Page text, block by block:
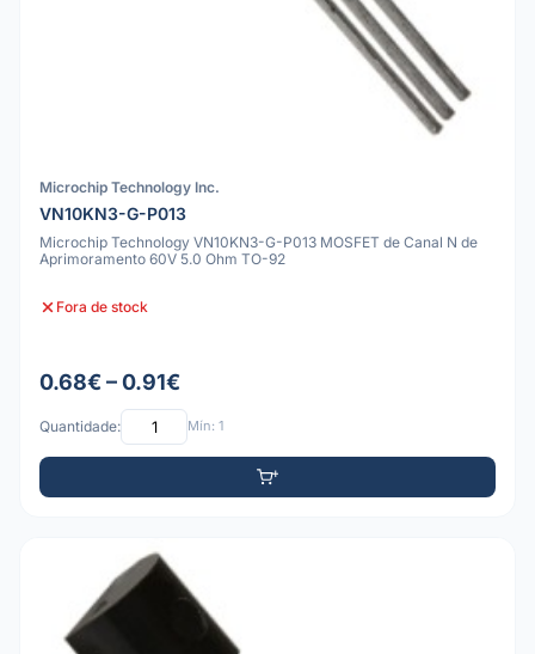
Microchip Technology Inc.
VN10KN3-G-P013
Microchip Technology VN10KN3-G-P013 MOSFET de Canal N de
Aprimoramento 60V 5.0 Ohm TO-92
Fora de stock
0.68€ – 0.91€
Quantidade: Mín: 1